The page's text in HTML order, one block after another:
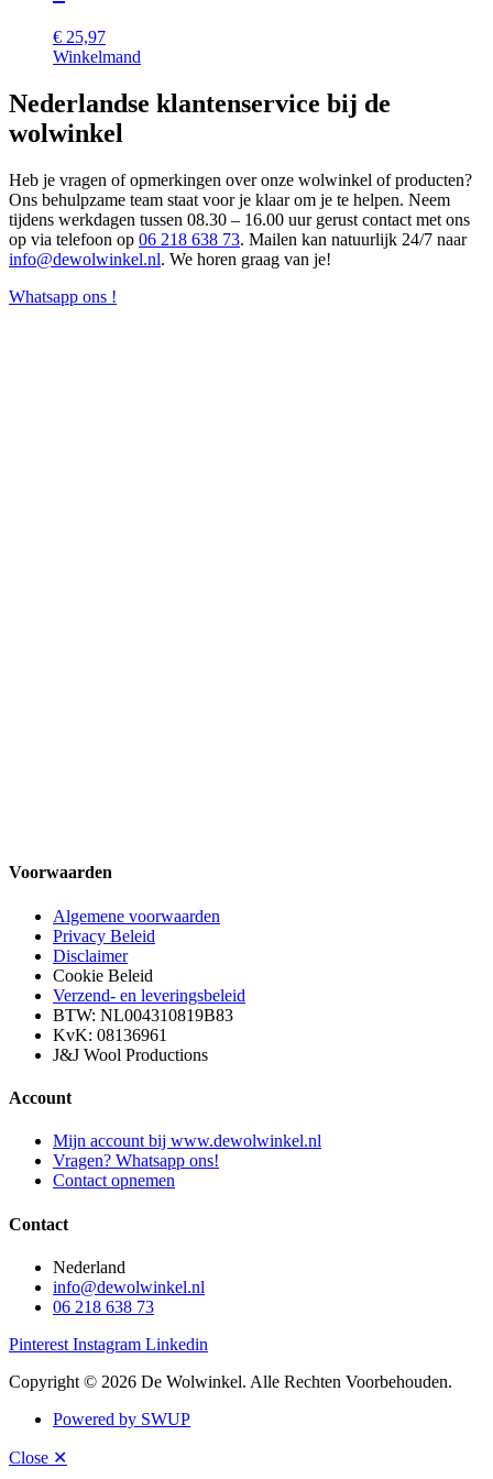
€ 25,97
Winkelmand
Nederlandse klantenservice bij de
wolwinkel
Heb je vragen of opmerkingen over onze wolwinkel of producten?
Ons behulpzame team staat voor je klaar om je te helpen. Neem
tijdens werkdagen tussen 08.30 – 16.00 uur gerust contact met ons
op via telefoon op 06 218 638 73. Mailen kan natuurlijk 24/7 naar
info@dewolwinkel.nl. We horen graag van je!
Whatsapp ons !
Voorwaarden
Algemene voorwaarden
Privacy Beleid
Disclaimer
Cookie Beleid
Verzend- en leveringsbeleid
BTW: NL004310819B83
KvK: 08136961
J&J Wool Productions
Account
Mijn account bij www.dewolwinkel.nl
Vragen? Whatsapp ons!
Contact opnemen
Contact
Nederland
info@dewolwinkel.nl
06 218 638 73
Pinterest Instagram Linkedin
Copyright © 2026 De Wolwinkel. Alle Rechten Voorbehouden.
Powered by SWUP
Close ✕